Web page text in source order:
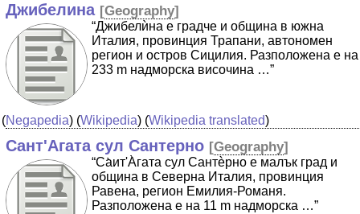
Джибелина [Geography]
“Джибелѝна е градче и община в южна
Италия, провинция Трапани, автономен
регион и остров Сицилия. Разположена е на
233 m надморска височина …”
(Negapedia) (Wikipedia) (Wikipedia translated)
Сант'Агата сул Сантерно [Geography]
“Cа̀ит'А̀гата сул Сантѐрно е малък град и
община в Северна Италия, провинция
Равена, регион Емилия-Романя.
Разположена е на 11 m надморска …”